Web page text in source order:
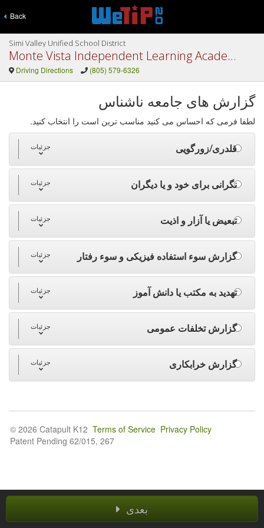
Back
Simi Valley Unified School District
Monte Vista Independent Learning Academy
Driving Directions (805) 579-6326
گزارش های جامعه ناشناس
لطفا فرمی که احساس می کنید مناسب ترین است را انتخاب کنید.
قلدری/زورگویی جزئیات
نگرانی برای خود و یا دیگران جزئیات
تبعیض یا آزار و اذیت جزئیات
گزارش سوء استفاده فیزیکی و سوء رفتار جزئیات
تهدید به مکتب یا دانش آموز جزئیات
گزارش تخلفات عمومی جزئیات
گزارش خرابکاری جزئیات
بعدی
© 2026 Catapult K12 Terms of Service Privacy Policy
Patent Pending 62/015, 267